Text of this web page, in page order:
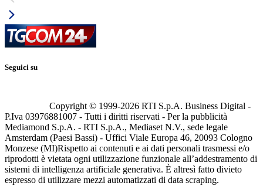
Seguici su
Copyright © 1999-2026 RTI S.p.A. Business Digital -
P.Iva 03976881007 - Tutti i diritti riservati - Per la pubblicità
Mediamond S.p.A. - RTI S.p.A., Mediaset N.V., sede legale
Amsterdam (Paesi Bassi) - Uffici Viale Europa 46, 20093 Cologno
Monzese (MI)Rispetto ai contenuti e ai dati personali trasmessi e/o
riprodotti è vietata ogni utilizzazione funzionale all’addestramento di
sistemi di intelligenza artificiale generativa. È altresì fatto divieto
espresso di utilizzare mezzi automatizzati di data scraping.